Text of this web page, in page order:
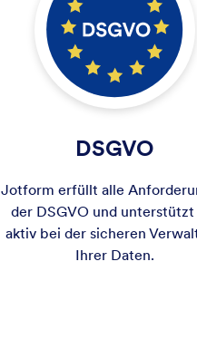
DSGVO
Jotform erfüllt alle
der DSGVO und unterstützt
aktiv bei der sicheren
Ihrer Daten.